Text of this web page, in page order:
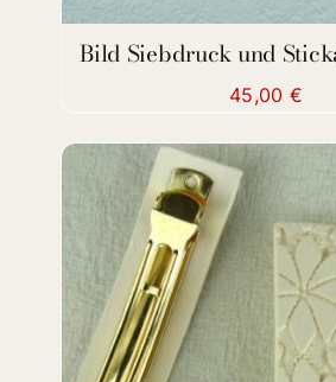
Bild Siebdruck und
45,00 €